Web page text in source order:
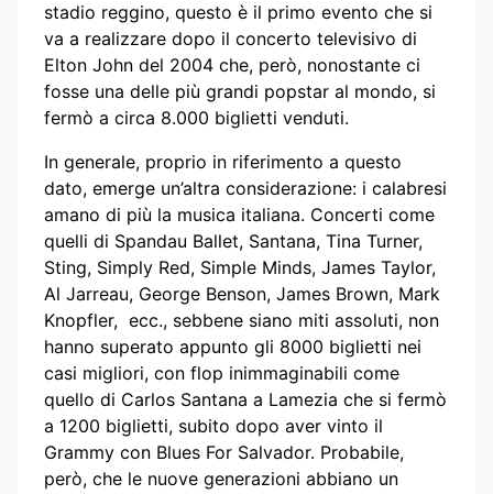
stadio reggino, questo è il primo evento che si
va a realizzare dopo il concerto televisivo di
Elton John del 2004 che, però, nonostante ci
fosse una delle più grandi popstar al mondo, si
fermò a circa 8.000 biglietti venduti.
In generale, proprio in riferimento a questo
dato, emerge un’altra considerazione: i calabresi
amano di più la musica italiana. Concerti come
quelli di Spandau Ballet, Santana, Tina Turner,
Sting, Simply Red, Simple Minds, James Taylor,
Al Jarreau, George Benson, James Brown, Mark
Knopfler, ecc., sebbene siano miti assoluti, non
hanno superato appunto gli 8000 biglietti nei
casi migliori, con flop inimmaginabili come
quello di Carlos Santana a Lamezia che si fermò
a 1200 biglietti, subito dopo aver vinto il
Grammy con Blues For Salvador. Probabile,
però, che le nuove generazioni abbiano un